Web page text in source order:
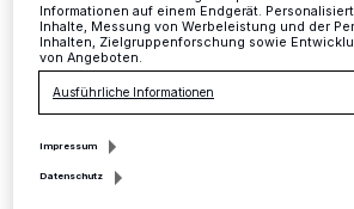
Mettmann·Am
abend erkletterten ein oder mehrere
Straftäter in der Zeit zwischen 15
unbemerkt von anderen
Nachbarn den Balkon im Hochparterre
Informationen auf einem Endgerät.
Inhalte, Messung von Werbeleistung und der
Inhalten, Zielgruppenforschung sowie
von Angeboten.
Ausführliche Informationen
Impressum
Datenschutz